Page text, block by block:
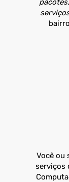
Você ou
serviços